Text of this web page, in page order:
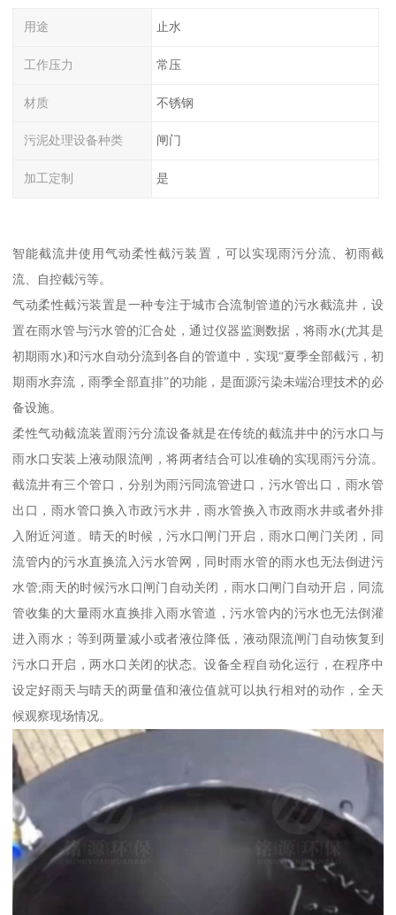
用途 止水
工作压力 常压
材质 不锈钢
污泥处理设备种类 闸门
加工定制 是
智能截流井使用气动柔性截污装置，可以实现雨污分流、初雨截
流、自控截污等。
气动柔性截污装置是一种专注于城市合流制管道的污水截流井，设
置在雨水管与污水管的汇合处，通过仪器监测数据，将雨水(尤其是
初期雨水)和污水自动分流到各自的管道中，实现“夏季全部截污，初
期雨水弃流，雨季全部直排”的功能，是面源污染未端治理技术的必
备设施。
柔性气动截流装置雨污分流设备就是在传统的截流井中的污水口与
雨水口安装上液动限流闸，将两者结合可以准确的实现雨污分流。
截流井有三个管口，分别为雨污同流管进口，污水管出口，雨水管
出口，雨水管口换入市政污水井，雨水管换入市政雨水井或者外排
入附近河道。晴天的时候，污水口闸门开启，雨水口闸门关闭，同
流管内的污水直换流入污水管网，同时雨水管的雨水也无法倒进污
水管;雨天的时候污水口闸门自动关闭，雨水口闸门自动开启，同流
管收集的大量雨水直换排入雨水管道，污水管内的污水也无法倒灌
进入雨水；等到两量减小或者液位降低，液动限流闸门自动恢复到
污水口开启，两水口关闭的状态。设备全程自动化运行，在程序中
设定好雨天与晴天的两量值和液位值就可以执行相对的动作，全天
候观察现场情况。